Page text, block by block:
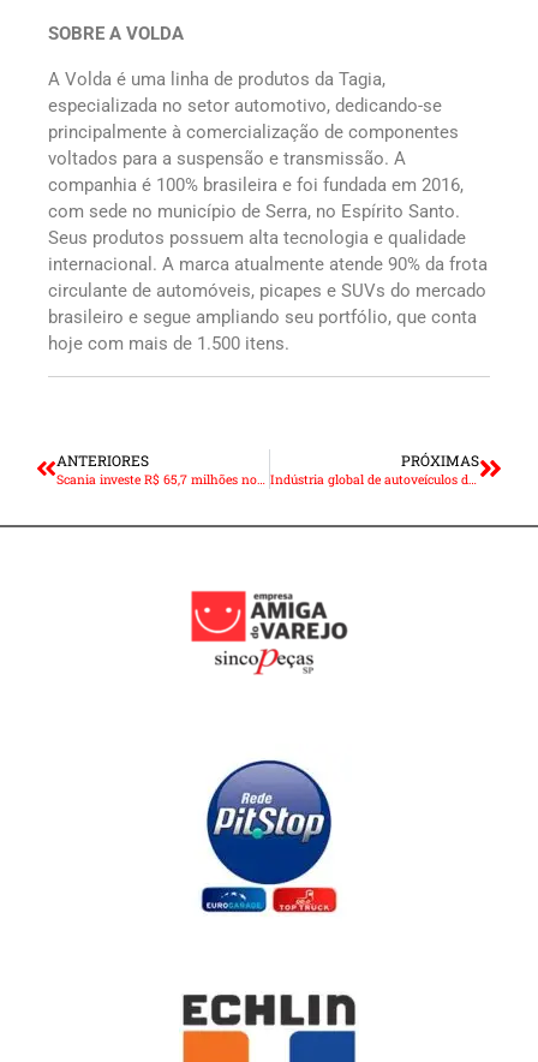
SOBRE A VOLDA
A Volda é uma linha de produtos da Tagia,
especializada no setor automotivo, dedicando-se
principalmente à comercialização de componentes
voltados para a suspensão e transmissão. A
companhia é 100% brasileira e foi fundada em 2016,
com sede no município de Serra, no Espírito Santo.
Seus produtos possuem alta tecnologia e qualidade
internacional. A marca atualmente atende 90% da frota
circulante de automóveis, picapes e SUVs do mercado
brasileiro e segue ampliando seu portfólio, que conta
hoje com mais de 1.500 itens.
ANTERIORES
Scania investe R$ 65,7 milhões no centro de distribuição de peças
PRÓXIMAS
Indústria global de autoveículos discute rumos do setor